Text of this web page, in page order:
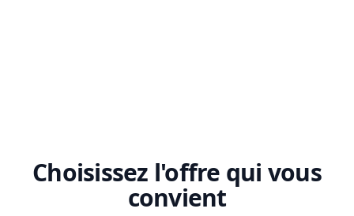
Choisissez l'offre qui vous
convient